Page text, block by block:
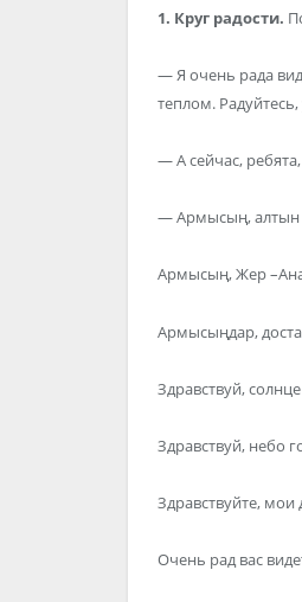
1. Круг радости.
— Я очень рада
теплом.
— А сейчас,
— Армысың, алтын
Армысың, Жер
Армысыңдар,
Здравствуй,
Здравствуй, небо
Здравствуйте, мои
Очень рад вас